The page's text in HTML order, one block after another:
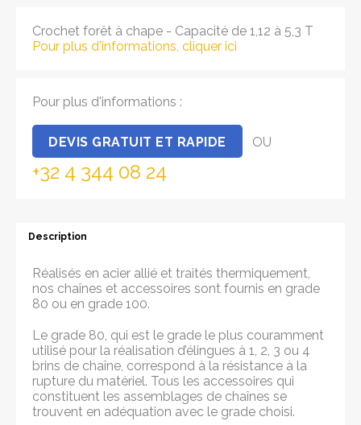
Crochet forêt à chape - Capacité de 1,12 à 5,3 T
Pour plus d'informations, cliquer ici
Pour plus d'informations :
DEVIS GRATUIT ET RAPIDE OU
+32 4 344 08 24
Description
Réalisés en acier allié et traités thermiquement,
nos chaînes et accessoires sont fournis en grade
80 ou en grade 100.
Le grade 80, qui est le grade le plus couramment
utilisé pour la réalisation d’élingues à 1, 2, 3 ou 4
brins de chaîne, correspond à la résistance à la
rupture du matériel. Tous les accessoires qui
constituent les assemblages de chaînes se
trouvent en adéquation avec le grade choisi.